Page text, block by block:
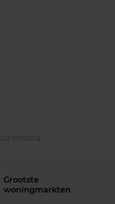
Grootste
woningmarkten